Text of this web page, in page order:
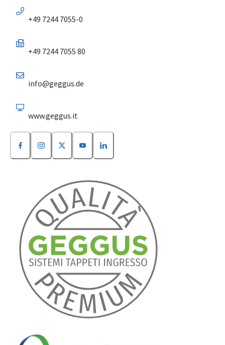
+49 7244 7055-0
+49 7244 7055 80
info@geggus.de
www.geggus.it